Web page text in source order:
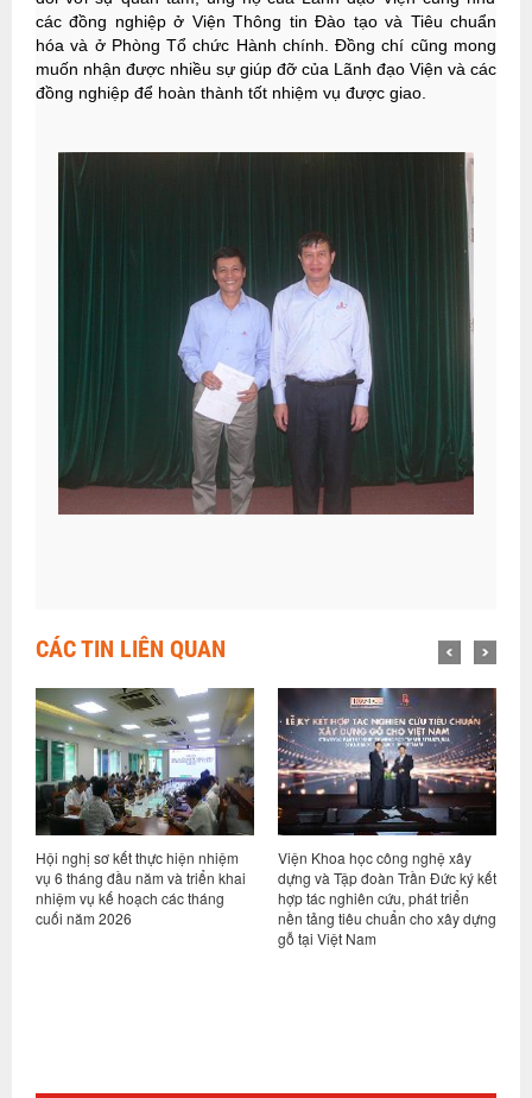
các đồng nghiệp ở Viện Thông tin Đào tạo và Tiêu chuẩn
hóa và ở Phòng Tổ chức Hành chính. Đồng chí cũng mong
muốn nhận được nhiều sự giúp đỡ của Lãnh đạo Viện và các
đồng nghiệp để hoàn thành tốt nhiệm vụ được giao.
CÁC TIN LIÊN QUAN
Hội nghị sơ kết thực hiện nhiệm
vụ 6 tháng đầu năm và triển khai
nhiệm vụ kế hoạch các tháng
cuối năm 2026
Viện Khoa học công nghệ xây
dựng và Tập đoàn Trần Đức ký kết
hợp tác nghiên cứu, phát triển
nền tảng tiêu chuẩn cho xây dựng
gỗ tại Việt Nam